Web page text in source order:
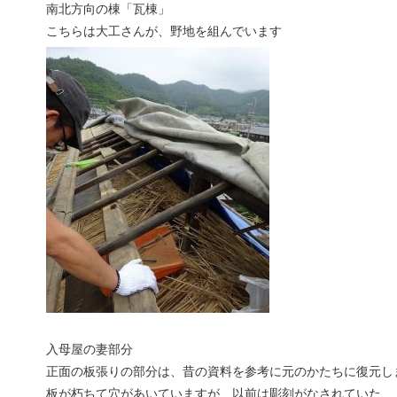
南北方向の棟「瓦棟」
こちらは大工さんが、野地を組んでいます
入母屋の妻部分
正面の板張りの部分は、昔の資料を参考に元のかたちに復元し
板が朽ちて穴があいていますが、以前は彫刻がなされていた